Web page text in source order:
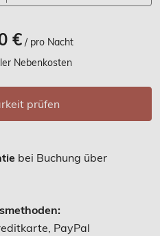
€ / pro Nacht
Nebenkosten
prüfen
bei Buchung über
PayPal